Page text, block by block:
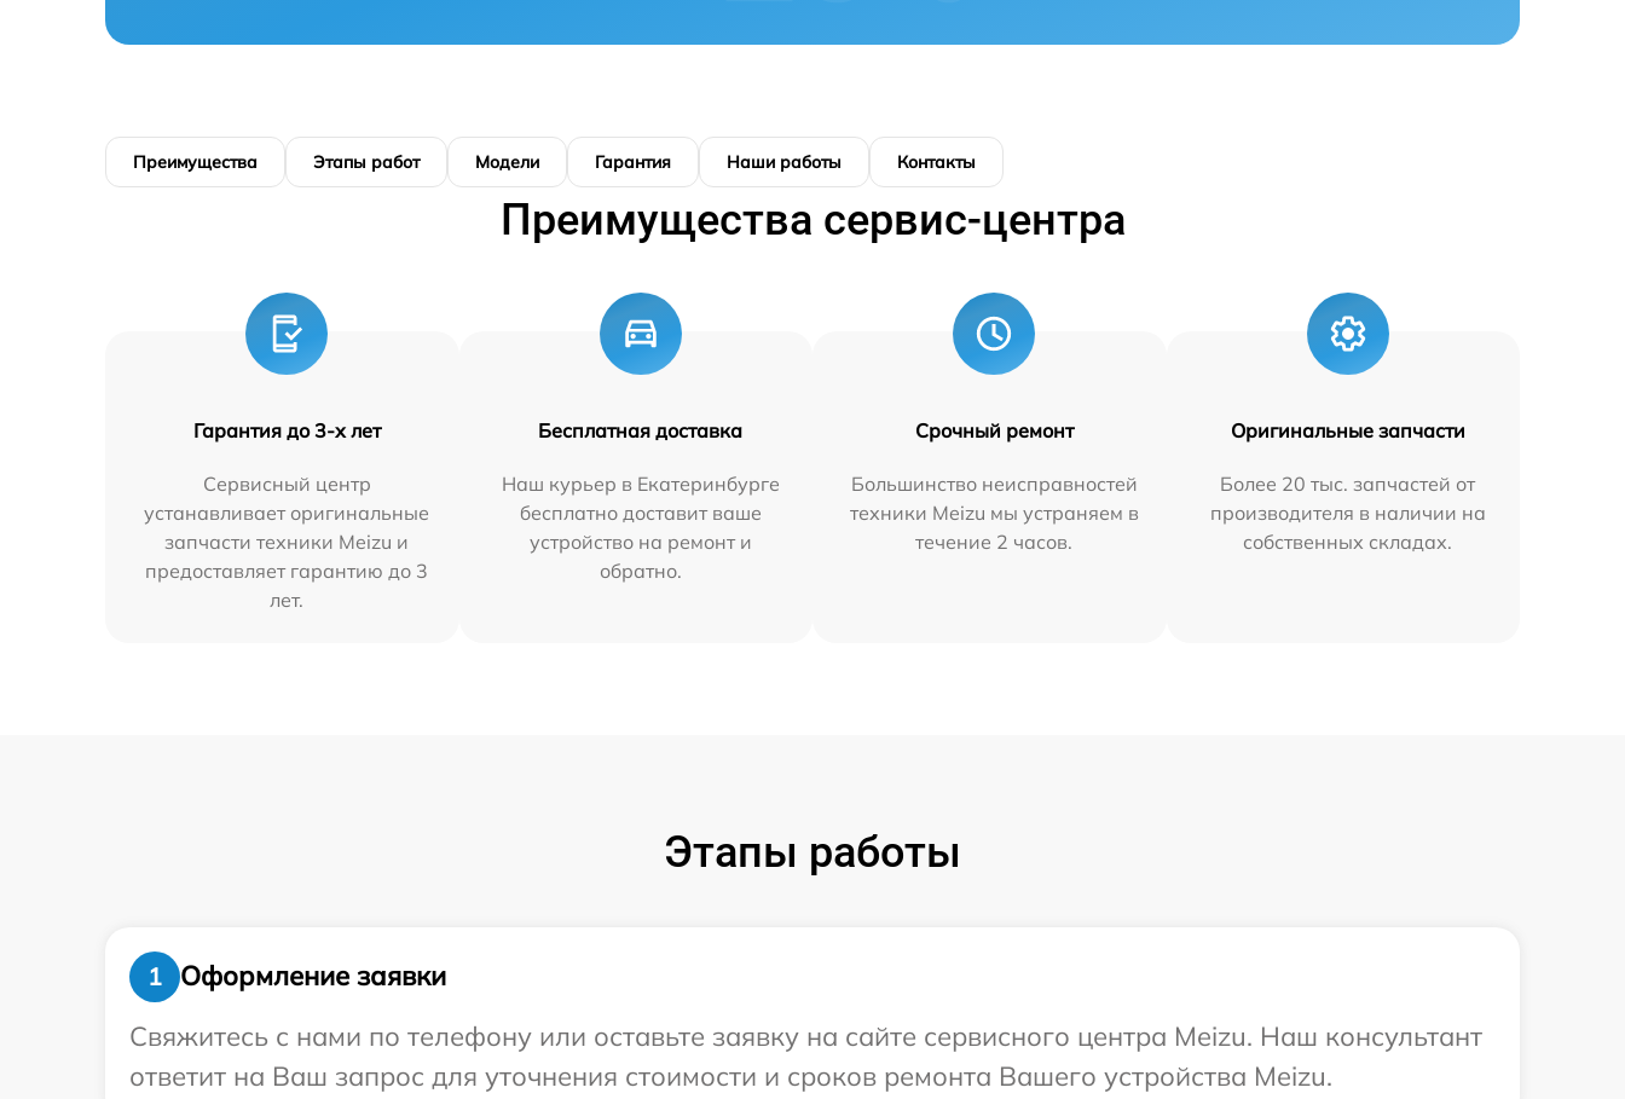
Преимущества Этапы работ Модели Гарантия Наши работы Контакты
Преимущества сервис-центра
Гарантия до 3-х лет
Сервисный центр
устанавливает оригинальные
запчасти техники Meizu и
предоставляет гарантию до 3
лет.
Бесплатная доставка
Наш курьер в Екатеринбурге
бесплатно доставит ваше
устройство на ремонт и
обратно.
Срочный ремонт
Большинство неисправностей
техники Meizu мы устраняем в
течение 2 часов.
Оригинальные запчасти
Более 20 тыс. запчастей от
производителя в наличии на
собственных складах.
Этапы работы
1
Оформление заявки
Свяжитесь с нами по телефону или оставьте заявку на сайте сервисного центра Meizu. Наш консультант
ответит на Ваш запрос для уточнения стоимости и сроков ремонта Вашего устройства Meizu.